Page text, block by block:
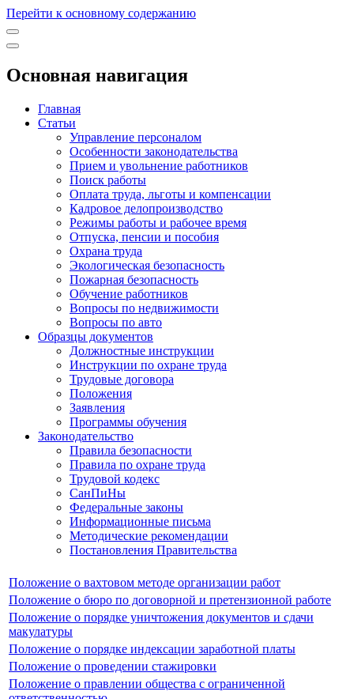
Перейти к основному содержанию
Основная навигация
Главная
Статьи
Управление персоналом
Особенности законодательства
Прием и увольнение работников
Поиск работы
Оплата труда, льготы и компенсации
Кадровое делопроизводство
Режимы работы и рабочее время
Отпуска, пенсии и пособия
Охрана труда
Экологическая безопасность
Пожарная безопасность
Обучение работников
Вопросы по недвижимости
Вопросы по авто
Образцы документов
Должностные инструкции
Инструкции по охране труда
Трудовые договора
Положения
Заявления
Программы обучения
Законодательство
Правила безопасности
Правила по охране труда
Трудовой кодекс
СанПиНы
Федеральные законы
Информационные письма
Методические рекомендации
Постановления Правительства
Положение о вахтовом методе организации работ
Положение о бюро по договорной и претензионной работе
Положение о порядке уничтожения документов и сдачи
макулатуры
Положение о порядке индексации заработной платы
Положение о проведении стажировки
Положение о правлении общества с ограниченной